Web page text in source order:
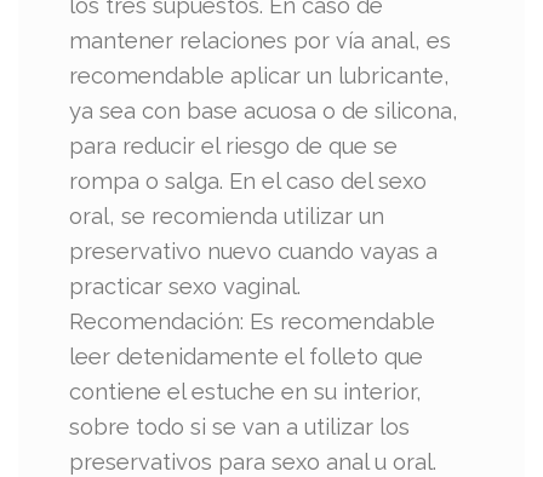
los tres supuestos. En caso de
mantener relaciones por vía anal, es
recomendable aplicar un lubricante,
ya sea con base acuosa o de silicona,
para reducir el riesgo de que se
rompa o salga. En el caso del sexo
oral, se recomienda utilizar un
preservativo nuevo cuando vayas a
practicar sexo vaginal.
Recomendación: Es recomendable
leer detenidamente el folleto que
contiene el estuche en su interior,
sobre todo si se van a utilizar los
preservativos para sexo anal u oral.